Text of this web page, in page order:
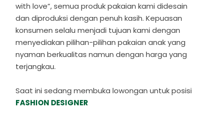
with love”, semua produk pakaian kami didesain
dan diproduksi dengan penuh kasih. Kepuasan
konsumen selalu menjadi tujuan kami dengan
menyediakan pilihan-pilihan pakaian anak yang
nyaman berkualitas namun dengan harga yang
terjangkau.
Saat ini sedang membuka lowongan untuk posisi
FASHION DESIGNER